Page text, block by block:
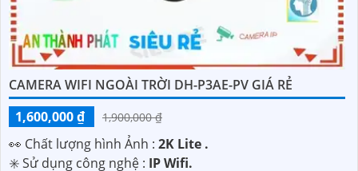
CAMERA WIFI NGOÀI TRỜI DH-P3AE-PV GIÁ RẺ
1,600,000 ₫
1,900,000 ₫
️👀 Chất lượng hình Ảnh : 2K Lite .
✳️ Sử dụng công nghệ : IP Wifi.